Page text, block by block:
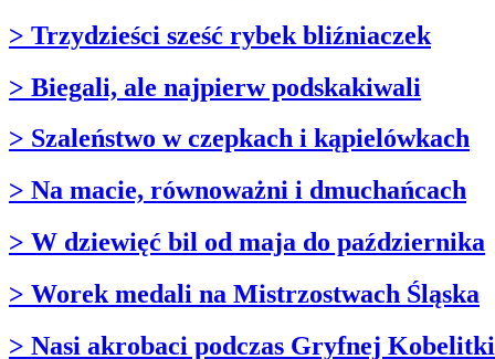
> Trzydzieści sześć rybek bliźniaczek
> Biegali, ale najpierw podskakiwali
> Szaleństwo w czepkach i kąpielówkach
> Na macie, równoważni i dmuchańcach
> W dziewięć bil od maja do października
> Worek medali na Mistrzostwach Śląska
> Nasi akrobaci podczas Gryfnej Kobelitki